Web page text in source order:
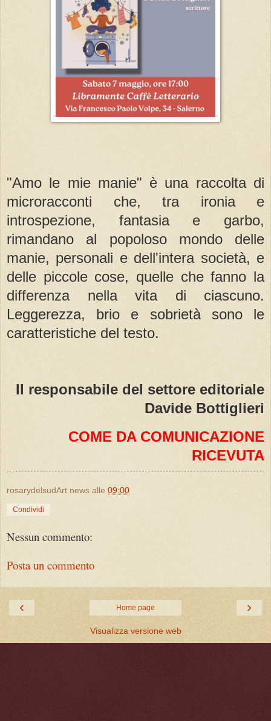
"Amo le mie manie" è una raccolta di
microracconti che, tra ironia e
introspezione, fantasia e garbo,
rimandano al popoloso mondo delle
manie, personali e dell'intera società, e
delle piccole cose, quelle che fanno la
differenza nella vita di ciascuno.
Leggerezza, brio e sobrietà sono le
caratteristiche del testo.
Il responsabile del settore editoriale
Davide Bottiglieri
COME DA COMUNICAZIONE
RICEVUTA
rosarydelsudArt news alle 09:00
Condividi
Nessun commento:
Posta un commento
‹ ›
Home page
Visualizza versione web